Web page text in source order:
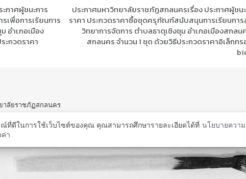
กาศผู้ชนะการ
เพื่อการเรียนการ
อำเภอเมือง
ะกวดราคา
ประกาศมหาวิทยาลัยราชภัฏสกลนครเรื่อง ประกาศผู้ชน
ราคา ประกวดราคาซื้อชุดครุภัณฑ์สนับสนุนการเรียนกา
วิทยาการจัดการ ตําบลธาตุเชิงชุม อําเภอเมืองสกลน
สกลนคร จํานวน 1 ชุด ด้วยวิธีประกวดราคาอิเล็กท
าลัยราชภัฏสกลนคร
กลนคร 47000
ที่ดีในการใช้เว็บไซต์ของคุณ คุณสามารถศึกษารายละเอียดได้ที่ นโยบายควา
ค่า